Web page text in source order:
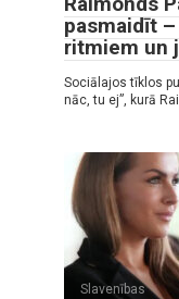
pasmaidīt
ritmiem un
Sociālajos tīklos
nāc, tu ej”, kurā
Slavenības